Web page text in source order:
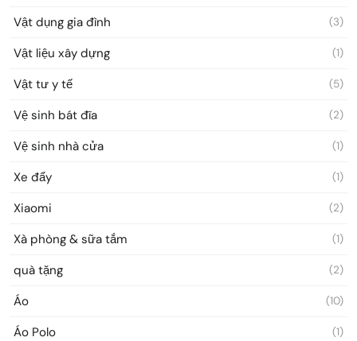
Vật dụng gia đình (3)
Vật liệu xây dựng (1)
Vật tư y tế (5)
Vệ sinh bát đĩa (2)
Vệ sinh nhà cửa (1)
Xe đẩy (1)
Xiaomi (2)
Xà phòng & sữa tắm (1)
quà tặng (2)
Áo (10)
Áo Polo (1)